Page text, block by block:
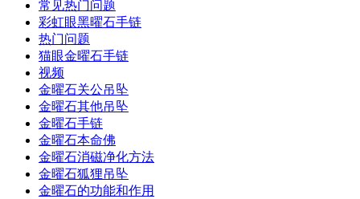
常见热门问题
彩虹眼黑曜石手链
热门问题
猫眼金曜石手链
视频
金曜石关公吊坠
金曜石其他吊坠
金曜石手链
金曜石本命佛
金曜石消磁净化方法
金曜石狐狸吊坠
金曜石的功能和作用